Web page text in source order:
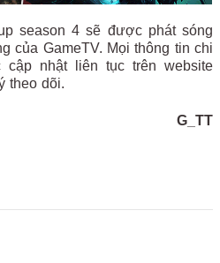
season 4 sẽ được phát sóng
của GameTV. Mọi thông tin chi
nhật liên tục trên website
theo dõi.
G_TT